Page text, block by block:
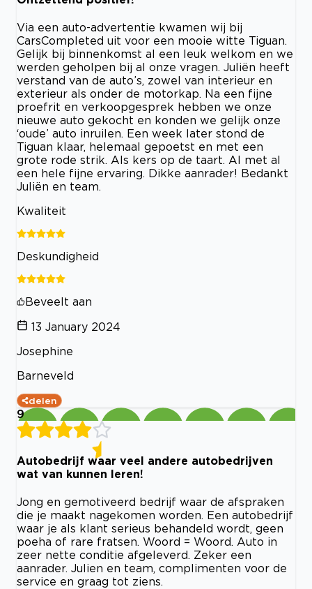
Via een auto-advertentie kwamen wij bij
CarsCompleted uit voor een mooie witte Tiguan.
Gelijk bij binnenkomst al een leuk welkom en we
werden geholpen bij al onze vragen. Juliën heeft
verstand van de auto’s, zowel van interieur en
exterieur als onder de motorkap. Na een fijne
proefrit en verkoopgesprek hebben we onze
nieuwe auto gekocht en konden we gelijk onze
‘oude’ auto inruilen. Een week later stond de
Tiguan klaar, helemaal gepoetst en met een
grote rode strik. Als kers op de taart. Al met al
een hele fijne ervaring. Dikke aanrader! Bedankt
Juliën en team.
Kwaliteit
Deskundigheid
Beveelt aan
13 January 2024
Josephine
Barneveld
delen
9
Autobedrijf waar veel andere autobedrijven
wat van kunnen leren!
Jong en gemotiveerd bedrijf waar de afspraken
die je maakt nagekomen worden. Een autobedrijf
waar je als klant serieus behandeld wordt, geen
poeha of rare fratsen. Woord = Woord. Auto in
zeer nette conditie afgeleverd. Zeker een
aanrader. Julien en team, complimenten voor de
service en graag tot ziens.